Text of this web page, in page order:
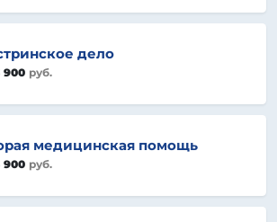
дело
900 руб.
медицинская помощь
900 руб.